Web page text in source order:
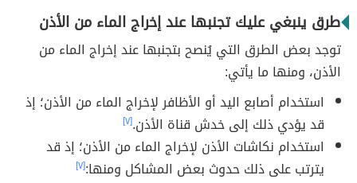
طرق ينبغي عليك تجنبها عند إخراج الماء من الأذن
توجد بعض الطرق التي يُنصح بتجنبها عند إخراج الماء من
الأذن، ومنها ما يأتي:
استخدام أصابع اليد أو الأظافر لإخراج الماء من الأذن؛ إذ
قد يؤدي ذلك إلى خدش قناة الأذن.[٧]
استخدام نكاشات الأذن لإخراج الماء من الأذن؛ إذ قد
يترتب على ذلك حدوث بعض المشاكل ومنها:[٧]